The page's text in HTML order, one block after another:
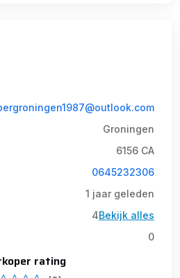
Groningen
6156 CA
0645232306
1 jaar geleden
4Bekijk alles
0
rating